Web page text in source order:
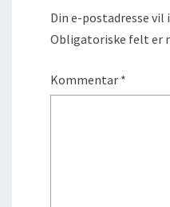
Din e-postadresse
Obligatoriske felt er
Kommentar *